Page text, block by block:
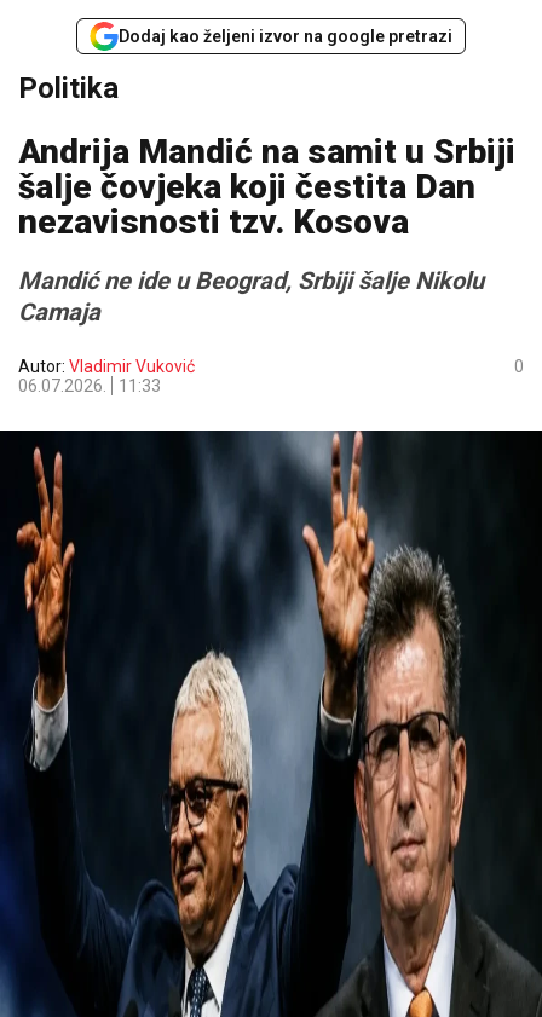
Dodaj kao željeni izvor na google pretrazi
Politika
Andrija Mandić na samit u Srbiji
šalje čovjeka koji čestita Dan
nezavisnosti tzv. Kosova
Mandić ne ide u Beograd, Srbiji šalje Nikolu
Camaja
Autor: Vladimir Vuković
06.07.2026.
11:33
0